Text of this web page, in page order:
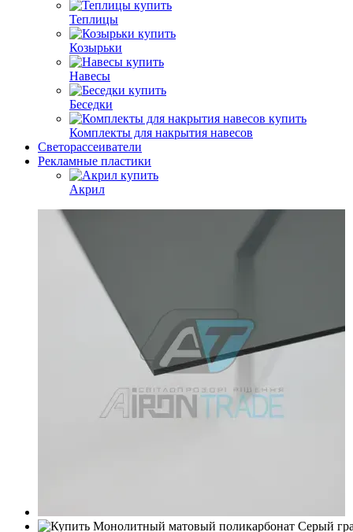
Теплицы
Козырьки
Навесы
Беседки
Комплекты для накрытия навесов
Светорассеиватели
Рекламные пластики
Акрил